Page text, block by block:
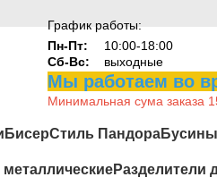
График работы:
Пн-Пт:
10:00-18:00
Сб-Вс:
выходные
Мы работаем во
Минимальная сума заказа
БисерСтиль Пандора
Разделители